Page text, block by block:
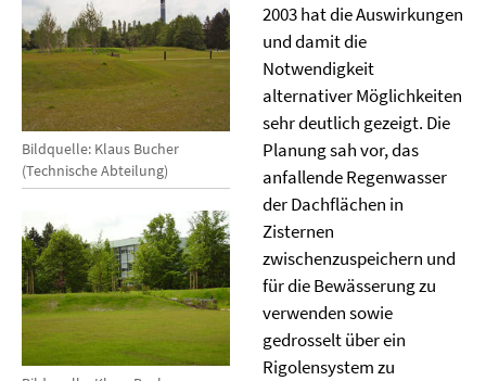
Bildquelle: Klaus Bucher
(Technische Abteilung)
2003 hat die Auswirkungen
und damit die
Notwendigkeit
alternativer Möglichkeiten
sehr deutlich gezeigt. Die
Planung sah vor, das
anfallende Regenwasser
der Dachflächen in
Zisternen
zwischenzuspeichern und
für die Bewässerung zu
verwenden sowie
gedrosselt über ein
Rigolensystem zu